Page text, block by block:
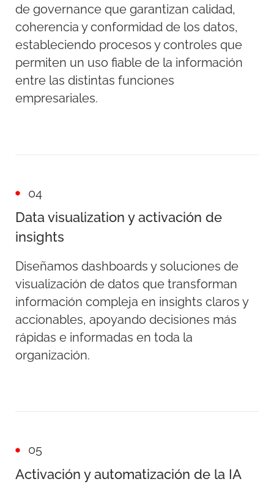
de governance que garantizan calidad,
coherencia y conformidad de los datos,
estableciendo procesos y controles que
permiten un uso fiable de la información
entre las distintas funciones
empresariales.
04
Data visualization y activación de
insights
Diseñamos dashboards y soluciones de
visualización de datos que transforman
información compleja en insights claros y
accionables, apoyando decisiones más
rápidas e informadas en toda la
organización.
05
Activación y automatización de la IA